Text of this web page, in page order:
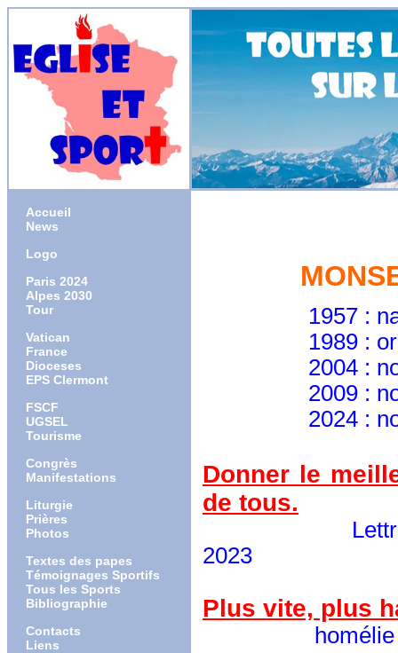
Accueil
News
Logo
Paris 2024
Alpes 2030
Tour
Vatican
France
Dioceses
EPS Clermont
FSCF
UGSEL
Tourisme
Congrès
Manifestations
Liturgie
Prières
Photos
Textes des papes
Témoignages Sportifs
Tous les Sports
Bibliographie
Contacts
Liens
1957 :
1989 :
2004 :
2009 :
2024 :
Donner le
de tous.
Lettre
2023
Plus vite, plus
homélie lors